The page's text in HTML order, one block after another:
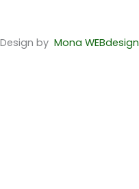
Design by Mona WEBdesign